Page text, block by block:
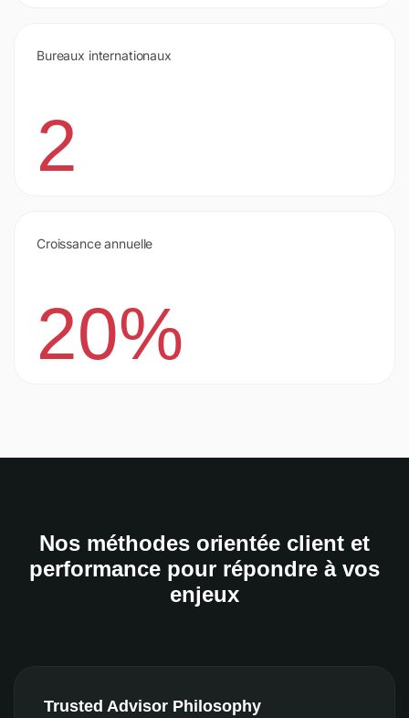
Bureaux internationaux
2
Croissance annuelle
20%
Nos méthodes orientée client et
performance pour répondre à vos
enjeux
Trusted Advisor Philosophy